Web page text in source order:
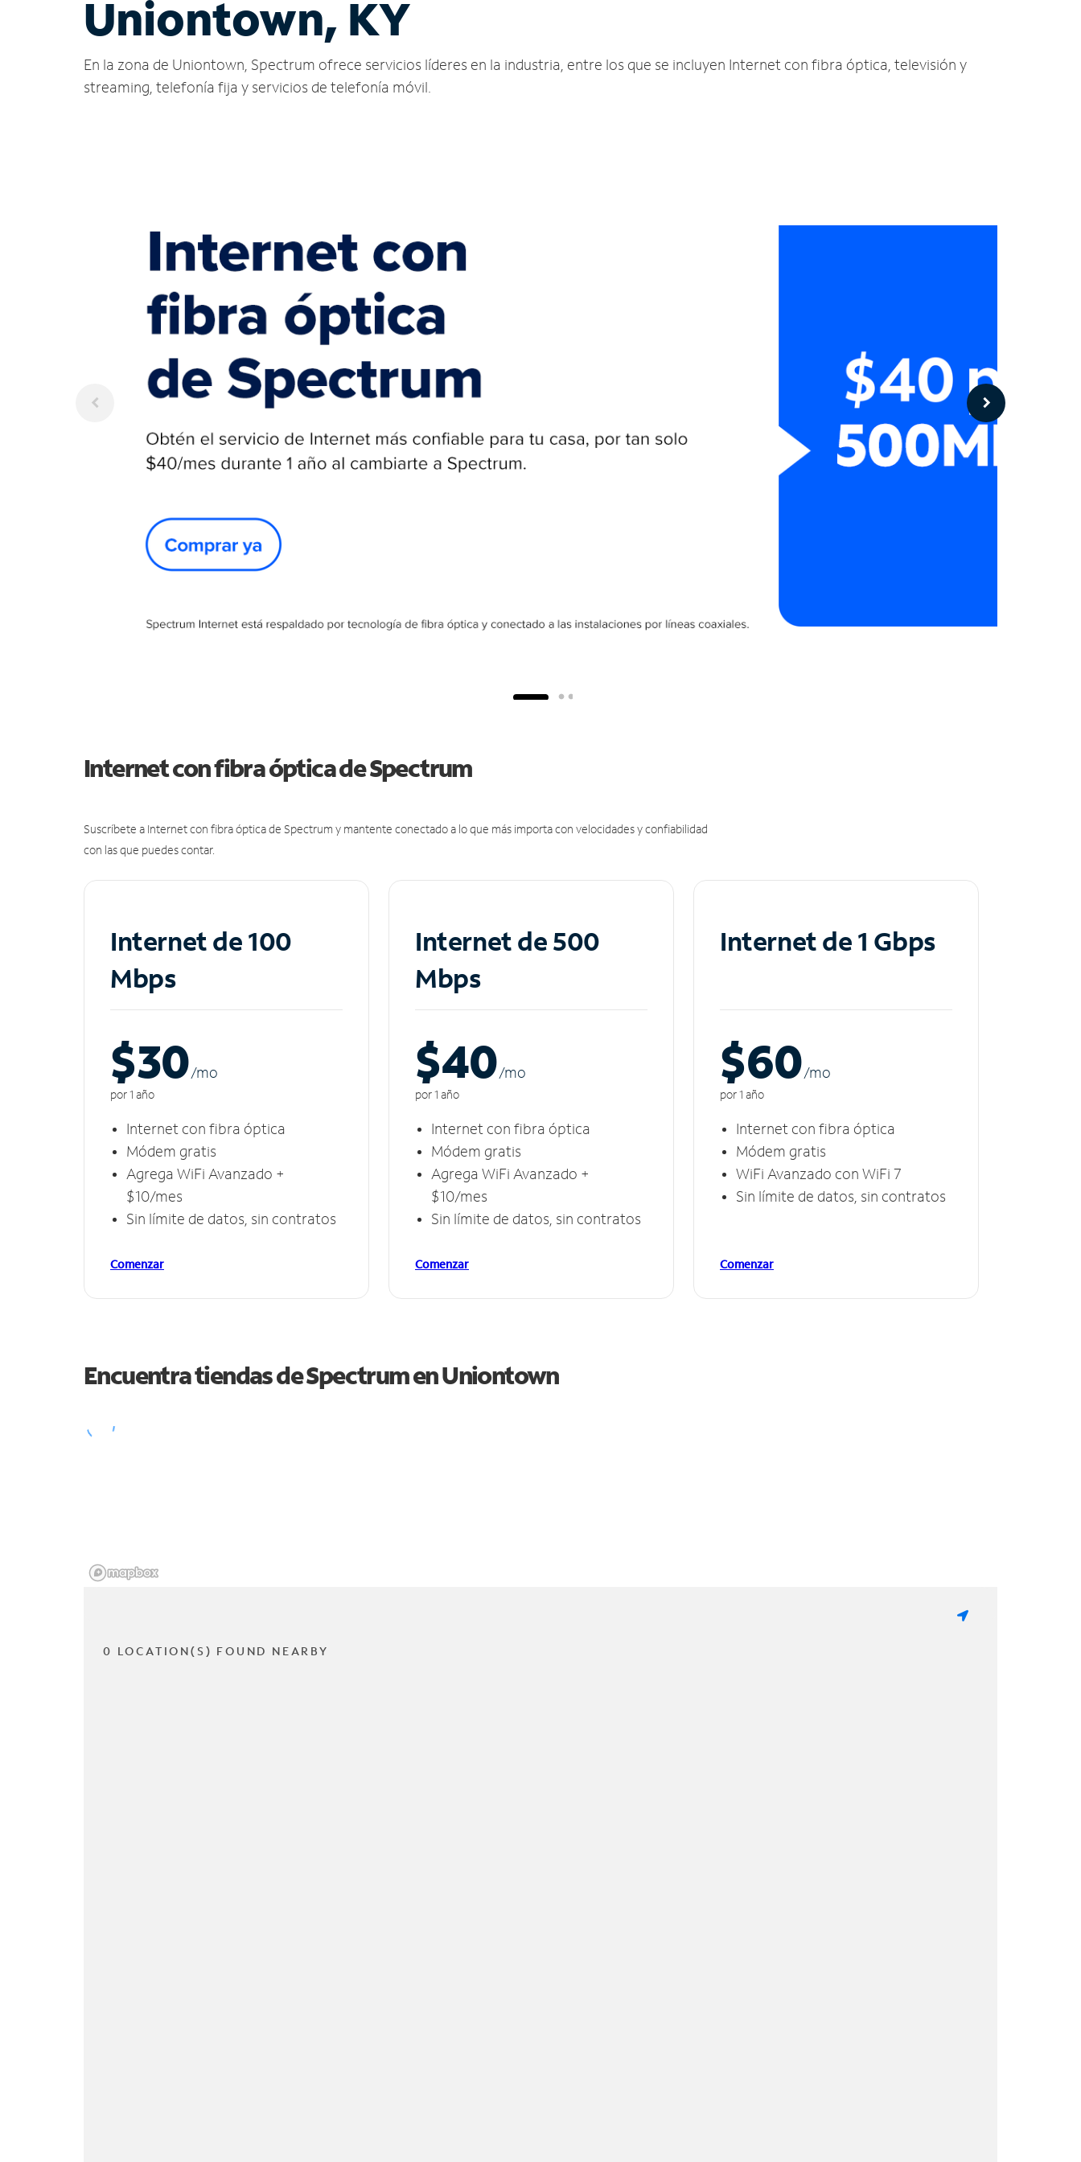
Uniontown, KY
En la zona de Uniontown, Spectrum ofrece servicios líderes en la industria, entre los que se incluyen Internet con fibra óptica, televisión y
streaming, telefonía fija y servicios de telefonía móvil.
Internet con fibra óptica de Spectrum
Suscríbete a Internet con fibra óptica de Spectrum y mantente conectado a lo que más importa con velocidades y confiabilidad
con las que puedes contar.
Internet de 100
Mbps
$30/mo
por 1 año
Internet con fibra óptica
Módem gratis
Agrega WiFi Avanzado +
$10/mes
Sin límite de datos, sin contratos
Comenzar
Internet de 500
Mbps
$40/mo
por 1 año
Internet con fibra óptica
Módem gratis
Agrega WiFi Avanzado +
$10/mes
Sin límite de datos, sin contratos
Comenzar
Internet de 1 Gbps
$60/mo
por 1 año
Internet con fibra óptica
Módem gratis
WiFi Avanzado con WiFi 7
Sin límite de datos, sin contratos
Comenzar
Encuentra tiendas de Spectrum enUniontown
0 LOCATION(S) FOUND NEARBY